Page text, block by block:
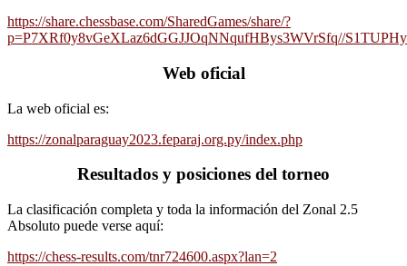
https://share.chessbase.com/SharedGames/share/?
p=P7XRf0y8vGeXLaz6dGGJJOqNNqufHBys3WVrSfq//
Web oficial
La web oficial es:
https://zonalparaguay2023.feparaj.org.py/index.php
Resultados y posiciones del torneo
La clasificación completa y toda la información del Zonal 2.5
Absoluto puede verse aquí:
https://chess-results.com/tnr724600.aspx?lan=2